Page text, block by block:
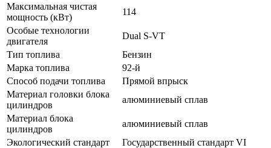
Максимальная чистая
мощность (кВт)
114
Особые технологии
двигателя
Dual S-VT
Тип топлива
Бензин
Марка топлива
92-й
Способ подачи топлива
Прямой впрыск
Материал головки блока
цилиндров
алюминиевый сплав
Материал блока
цилиндров
алюминиевый сплав
Экологический стандарт
Государственный стандарт VI